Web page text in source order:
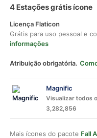
4 Estações grátis ícone
Licença Flaticon
Grátis para uso pessoal e
informações
Atribuição obrigatória.
Magnific
Visualizar todos
3,282,856
Mais ícones do pacote Fall